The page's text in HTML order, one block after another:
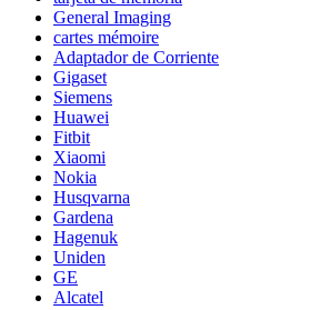
General Imaging
cartes mémoire
Adaptador de Corriente
Gigaset
Siemens
Huawei
Fitbit
Xiaomi
Nokia
Husqvarna
Gardena
Hagenuk
Uniden
GE
Alcatel